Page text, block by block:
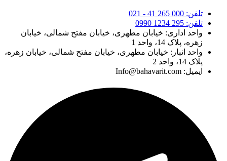
تلفن: 000 265 41 - 021
تلفن: 295 1234 0990
واحد اداری: خیابان مطهری، خیابان مفتح شمالی، خیابان
زهره، پلاک 14، واحد 1
واحد انبار: خیابان مطهری، خیابان مفتح شمالی، خیابان زهره،
پلاک 14، واحد 2
ایمیل: Info@bahavarit.com